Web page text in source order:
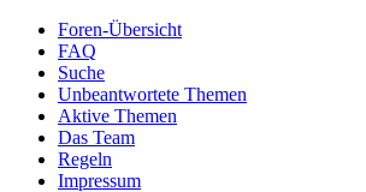
Foren-Übersicht
FAQ
Suche
Unbeantwortete Themen
Aktive Themen
Das Team
Regeln
Impressum